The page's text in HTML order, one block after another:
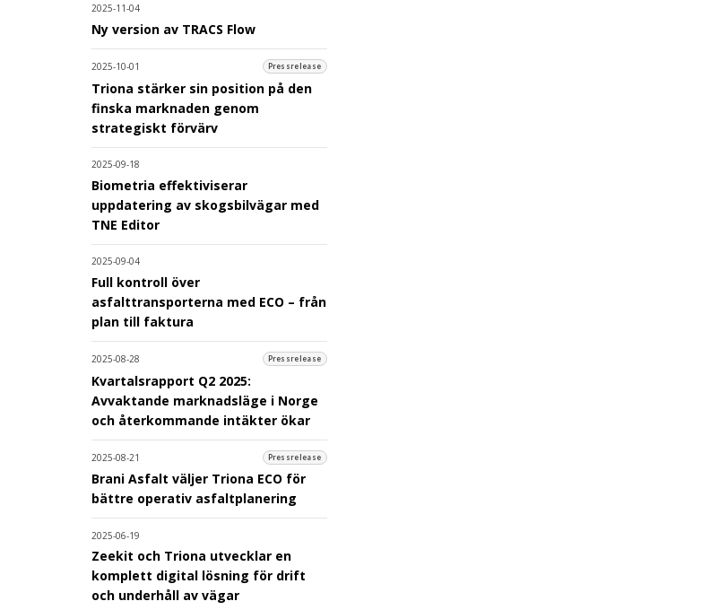
2025-11-04
Ny version av TRACS Flow
2025-10-01 Pressrelease
Triona stärker sin position på den
finska marknaden genom
strategiskt förvärv
2025-09-18
Biometria effektiviserar
uppdatering av skogsbilvägar med
TNE Editor
2025-09-04
Full kontroll över
asfalttransporterna med ECO – från
plan till faktura
2025-08-28 Pressrelease
Kvartalsrapport Q2 2025:
Avvaktande marknadsläge i Norge
och återkommande intäkter ökar
2025-08-21 Pressrelease
Brani Asfalt väljer Triona ECO för
bättre operativ asfaltplanering
2025-06-19
Zeekit och Triona utvecklar en
komplett digital lösning för drift
och underhåll av vägar